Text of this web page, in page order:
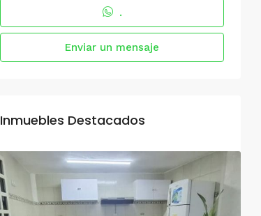
.
Enviar un mensaje
Inmuebles Destacados